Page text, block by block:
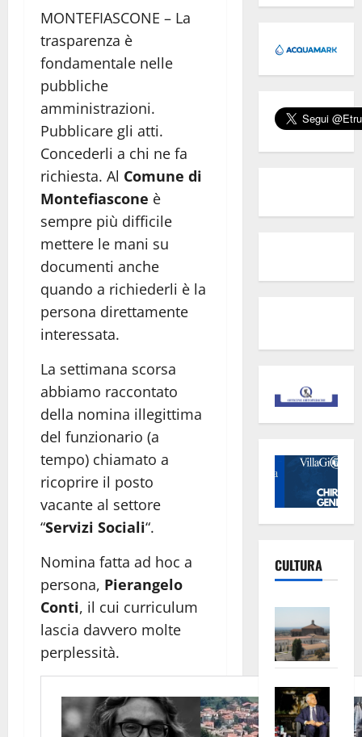
MONTEFIASCONE – La
trasparenza è
fondamentale nelle
pubbliche
amministrazioni.
Pubblicare gli atti.
Concederli a chi ne fa
richiesta. Al Comune di
Montefiascone è
sempre più difficile
mettere le mani su
documenti anche
quando a richiederli è la
persona direttamente
interessata.
La settimana scorsa
abbiamo raccontato
della nomina illegittima
del funzionario (a
tempo) chiamato a
ricoprire il posto
vacante al settore
“Servizi Sociali“.
Nomina fatta ad hoc a
persona, Pierangelo
Conti, il cui curriculum
lascia davvero molte
perplessità.
CULTURA